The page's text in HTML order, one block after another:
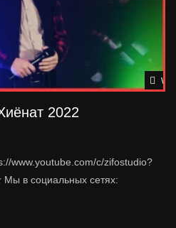
2022
www.youtube.com/c/zifostudio?
в социальных сетях: